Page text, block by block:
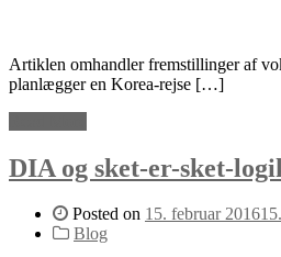
Artiklen omhandler fremstillinger af
planlægger en Korea-rejse […]
DIA og sket-er-sket-
Posted on 15. februar 2016
Blog